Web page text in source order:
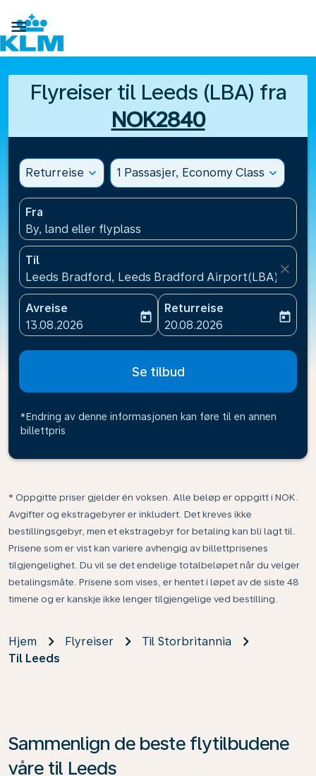

Flyreiser til Leeds (LBA) fra
NOK2840
Returreise expand_more 1 Passasjer, Economy Class expand_more
Fra
By, land eller flyplass
Til
Leeds Bradford, Leeds Bradford Airport(LBA),
close
Avreise
fc-booking-departure-date-aria-label
13.08.2026
today
Returreise
fc-booking-return-date-
20.08.2026
today
Se tilbud
*Endring av denne informasjonen kan føre til en annen
billettpris
* Oppgitte priser gjelder én voksen. Alle beløp er oppgitt i NOK.
Avgifter og ekstragebyrer er inkludert. Det kreves ikke
bestillingsgebyr, men et ekstragebyr for betaling kan bli lagt til.
Prisene som er vist kan variere avhengig av billettprisenes
tilgjengelighet. Du vil se det endelige totalbeløpet når du velger
betalingsmåte. Prisene som vises, er hentet i løpet av de siste 48
timene og er kanskje ikke lenger tilgjengelige ved bestilling.
Hjem Flyreiser
Til Storbritannia
Til Leeds
Sammenlign de beste flytilbudene
våre til Leeds